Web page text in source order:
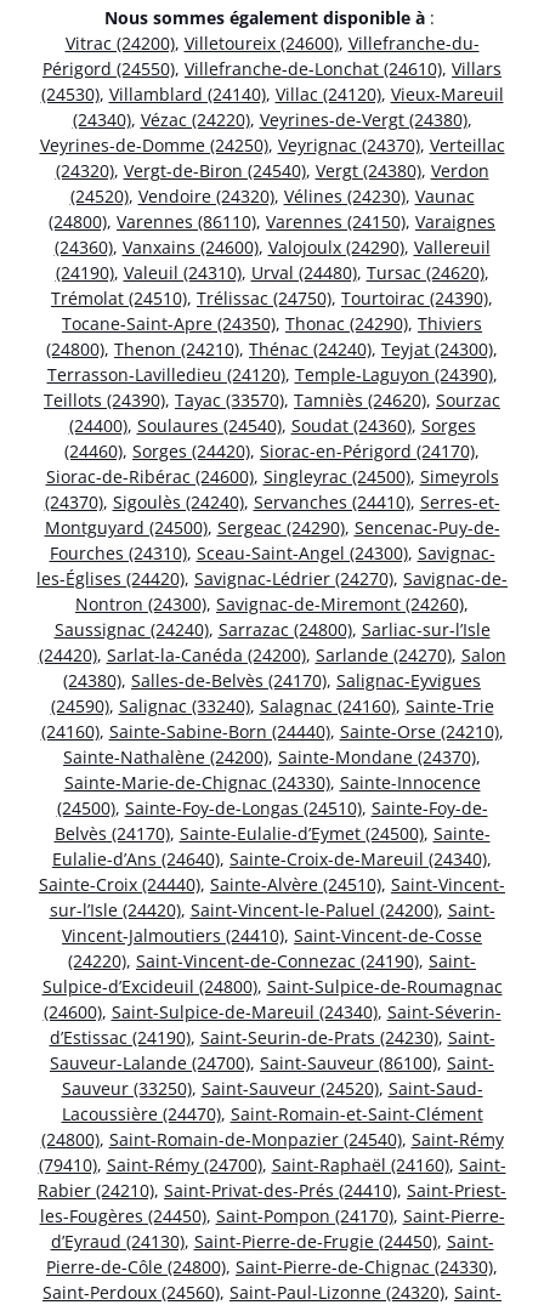
Nous sommes également disponible à :
Vitrac (24200), Villetoureix (24600), Villefranche-du-
Périgord (24550), Villefranche-de-Lonchat (24610), Villars
(24530), Villamblard (24140), Villac (24120), Vieux-Mareuil
(24340), Vézac (24220), Veyrines-de-Vergt (24380),
Veyrines-de-Domme (24250), Veyrignac (24370), Verteillac
(24320), Vergt-de-Biron (24540), Vergt (24380), Verdon
(24520), Vendoire (24320), Vélines (24230), Vaunac
(24800), Varennes (86110), Varennes (24150), Varaignes
(24360), Vanxains (24600), Valojoulx (24290), Vallereuil
(24190), Valeuil (24310), Urval (24480), Tursac (24620),
Trémolat (24510), Trélissac (24750), Tourtoirac (24390),
Tocane-Saint-Apre (24350), Thonac (24290), Thiviers
(24800), Thenon (24210), Thénac (24240), Teyjat (24300),
Terrasson-Lavilledieu (24120), Temple-Laguyon (24390),
Teillots (24390), Tayac (33570), Tamniès (24620), Sourzac
(24400), Soulaures (24540), Soudat (24360), Sorges
(24460), Sorges (24420), Siorac-en-Périgord (24170),
Siorac-de-Ribérac (24600), Singleyrac (24500), Simeyrols
(24370), Sigoulès (24240), Servanches (24410), Serres-et-
Montguyard (24500), Sergeac (24290), Sencenac-Puy-de-
Fourches (24310), Sceau-Saint-Angel (24300), Savignac-
les-Églises (24420), Savignac-Lédrier (24270), Savignac-de-
Nontron (24300), Savignac-de-Miremont (24260),
Saussignac (24240), Sarrazac (24800), Sarliac-sur-l’Isle
(24420), Sarlat-la-Canéda (24200), Sarlande (24270), Salon
(24380), Salles-de-Belvès (24170), Salignac-Eyvigues
(24590), Salignac (33240), Salagnac (24160), Sainte-Trie
(24160), Sainte-Sabine-Born (24440), Sainte-Orse (24210),
Sainte-Nathalène (24200), Sainte-Mondane (24370),
Sainte-Marie-de-Chignac (24330), Sainte-Innocence
(24500), Sainte-Foy-de-Longas (24510), Sainte-Foy-de-
Belvès (24170), Sainte-Eulalie-d’Eymet (24500), Sainte-
Eulalie-d’Ans (24640), Sainte-Croix-de-Mareuil (24340),
Sainte-Croix (24440), Sainte-Alvère (24510), Saint-Vincent-
sur-l’Isle (24420), Saint-Vincent-le-Paluel (24200), Saint-
Vincent-Jalmoutiers (24410), Saint-Vincent-de-Cosse
(24220), Saint-Vincent-de-Connezac (24190), Saint-
Sulpice-d’Excideuil (24800), Saint-Sulpice-de-Roumagnac
(24600), Saint-Sulpice-de-Mareuil (24340), Saint-Séverin-
d’Estissac (24190), Saint-Seurin-de-Prats (24230), Saint-
Sauveur-Lalande (24700), Saint-Sauveur (86100), Saint-
Sauveur (33250), Saint-Sauveur (24520), Saint-Saud-
Lacoussière (24470), Saint-Romain-et-Saint-Clément
(24800), Saint-Romain-de-Monpazier (24540), Saint-Rémy
(79410), Saint-Rémy (24700), Saint-Raphaël (24160), Saint-
Rabier (24210), Saint-Privat-des-Prés (24410), Saint-Priest-
les-Fougères (24450), Saint-Pompon (24170), Saint-Pierre-
d’Eyraud (24130), Saint-Pierre-de-Frugie (24450), Saint-
Pierre-de-Côle (24800), Saint-Pierre-de-Chignac (24330),
Saint-Perdoux (24560), Saint-Paul-Lizonne (24320), Saint-